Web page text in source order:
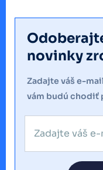
novinky
Zadajte váš e-
vám budú chodiť